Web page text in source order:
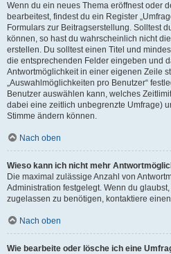
Wenn du ein neues Thema eröffnest oder
bearbeitest, findest du ein Register
Formulars zur Beitragserstellung. Solltest
können, so hast du wahrscheinlich nicht
erstellen. Du solltest einen Titel und
die entsprechenden Felder eingeben und
Antwortmöglichkeit in einer eigenen Zeile
„Auswahlmöglichkeiten pro Benutzer“
Benutzer auswählen kann, welches
dabei eine zeitlich unbegrenzte Umfrage)
Stimme ändern können.
Nach oben
Wieso kann ich nicht mehr
Die maximal zulässige Anzahl von
Administration festgelegt. Wenn du
zugelassen zu benötigen, kontaktiere
Nach oben
Wie bearbeite oder lösche ich eine